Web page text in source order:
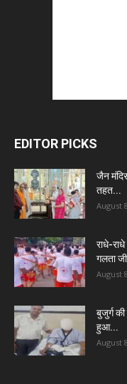
EDITOR PICKS
जैन
तहत...
August
राधे-
गलता
August
बुजुर्ग
हुआ...
August